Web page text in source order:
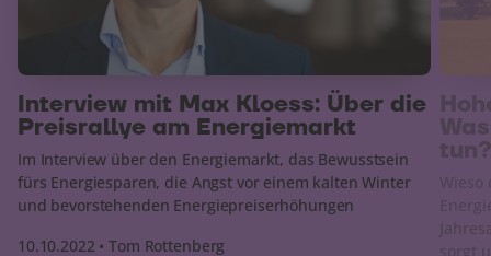
Interview mit Max Kloess: Über die
Preisrallye am Energiemarkt
Im Interview über den Energiemarkt, das Bewusstsein
fürs Energiesparen, die Angst vor einem kalten Winter
und bevorstehenden Energiepreiserhöhungen
10.10.2022 • Tom Rottenberg
Wieso
sorgt